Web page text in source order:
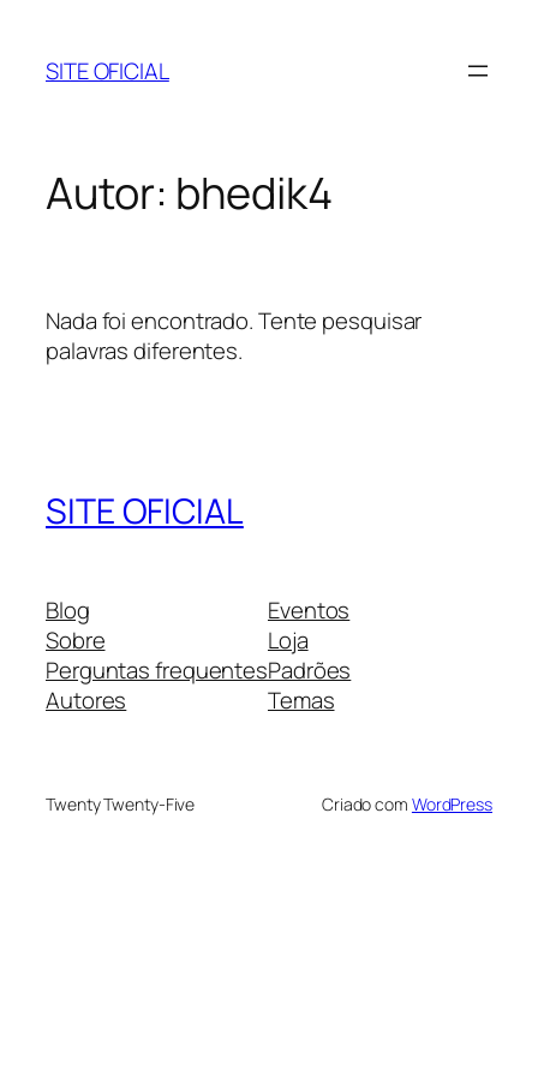
SITE OFICIAL
Autor: bhedik4
Nada foi encontrado. Tente pesquisar
palavras diferentes.
SITE OFICIAL
Blog
Sobre
Perguntas frequentes
Autores
Eventos
Loja
Padrões
Temas
Twenty Twenty-Five Criado com WordPress